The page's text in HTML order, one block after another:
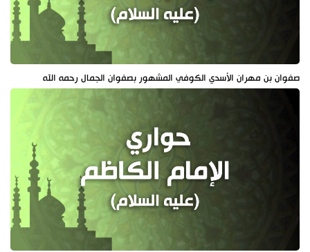
صفوان بن مهران الأسدي الكوفي المشهور بصفوان الجمال رحمه الله